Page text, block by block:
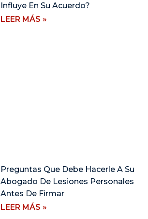
Influye En Su Acuerdo?
LEER MÁS »
Preguntas Que Debe Hacerle A Su
Abogado De Lesiones Personales
Antes De Firmar
LEER MÁS »